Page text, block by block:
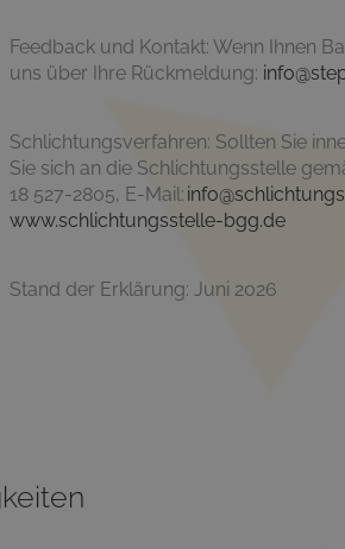
Feedback und Kontakt: Wenn Ihnen
uns über Ihre Rückmeldung:
Schlichtungsverfahren: Sollten Sie
Sie sich an die Schlichtungsstelle
18 527-2805, E-Mail:
www.schlichtungsstelle-bgg.de
Stand der Erklärung: Juni 2026